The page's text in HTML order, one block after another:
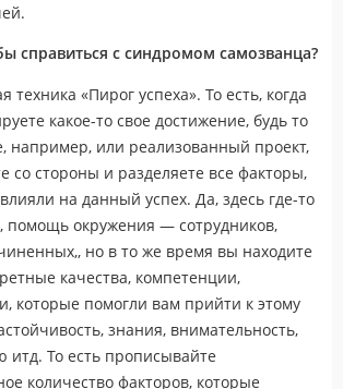
справиться с синдромом самозванца?
техника «Пирог успеха». То есть, когда
какое-то свое достижение, будь то
например, или реализованный проект,
со стороны и разделяете все факторы,
на данный успех. Да, здесь где-то
помощь окружения — сотрудников,
но в то же время вы находите
качества, компетенции,
которые помогли вам прийти к этому
знания, внимательность,
итд. То есть прописывайте
количество факторов, которые